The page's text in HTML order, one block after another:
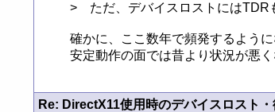
>　ただ、デバイスロストにはTDR
確かに、ここ数年で頻発するよう
安定動作の面では昔より状況が悪
Re: DirectX11使用時のデバイスロスト